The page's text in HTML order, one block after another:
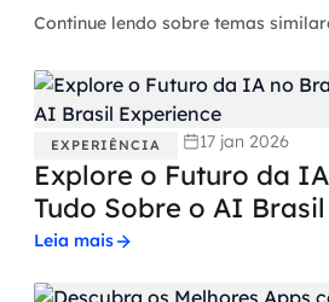
Continue lendo sobre temas
EXPERIÊNCIA 17 jan 2026
Explore o Futuro da
Tudo Sobre o AI
Leia mais